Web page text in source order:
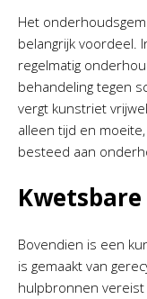
Het
belangrijk voordeel.
regelmatig
behandeling tegen
vergt kunstriet
alleen tijd en
besteed aan
Bovendien is een
is gemaakt van
hulpbronnen